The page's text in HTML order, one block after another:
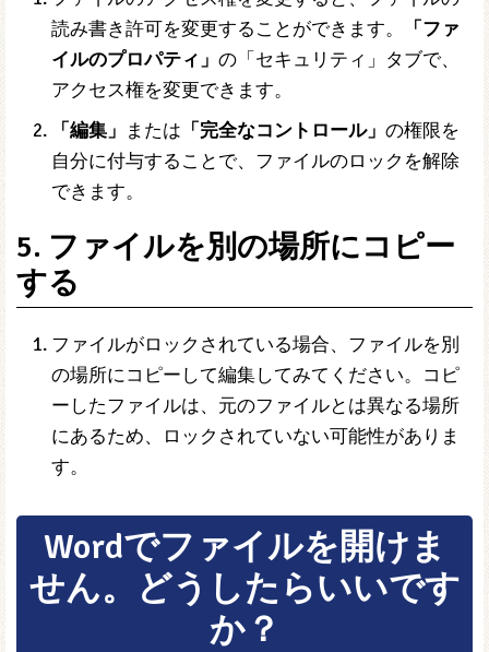
読み書き許可を変更することができます。
「ファ
イルのプロパティ」 の「セキュリティ」タブで、
アクセス権を変更できます。
「編集」 または 「完全なコントロール」 の権限を
自分に付与することで、ファイルのロックを解除
できます。
5. ファイルを別の場所にコピー
する
ファイルがロックされている場合、ファイルを別
の場所にコピーして編集してみてください。コピ
ーしたファイルは、元のファイルとは異なる場所
にあるため、ロックされていない可能性がありま
す。
Wordでファイルを開けま
せん。どうしたらいいです
か？